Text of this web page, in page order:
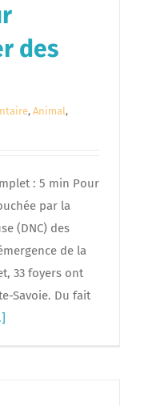
des
, Animal,
: 5 min Pour
par la
(DNC) des
de la
33 foyers ont
Savoie. Du fait